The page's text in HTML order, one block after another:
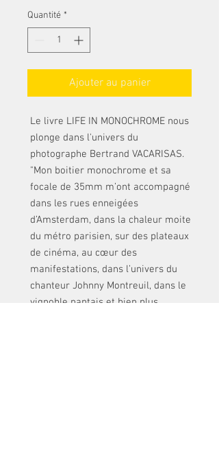
Quantité *
Ajouter au panier
Le livre LIFE IN MONOCHROME nous
plonge dans l'univers du
photographe Bertrand VACARISAS.
"Mon boitier monochrome et sa
focale de 35mm m’ont accompagné
dans les rues enneigées
d’Amsterdam, dans la chaleur moite
du métro parisien, sur des plateaux
de cinéma, au cœur des
manifestations, dans l’univers du
chanteur Johnny Montreuil, dans le
vignoble nantais et bien plus